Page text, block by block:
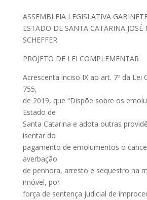
ASSEMBLEIA LEGISLATIVA
ESTADO DE SANTA CATARINA JOSÉ
SCHEFFER
PROJETO DE LEI COMPLEMENTAR
Acrescenta inciso IX ao art. 7º da Lei
755,
de 2019, que “Dispõe sobre os
Estado de
Santa Catarina e adota outras
isentar do
pagamento de emolumentos o
averbação
de penhora, arresto e sequestro na
imóvel, por
força de sentença judicial de